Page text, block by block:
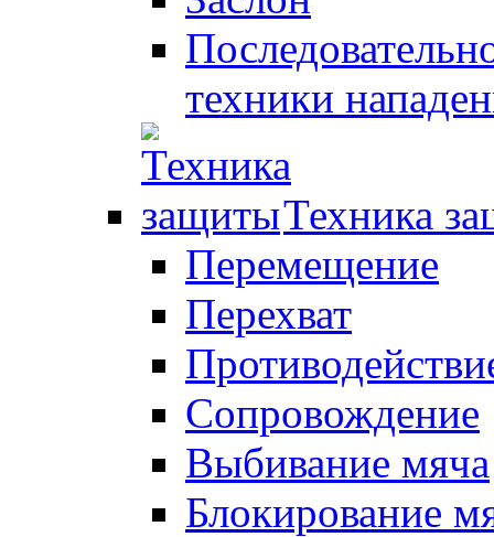
техники
Техника
Перемещение
Перехват
Сопровождение
Выбивание мяча
Блокирование